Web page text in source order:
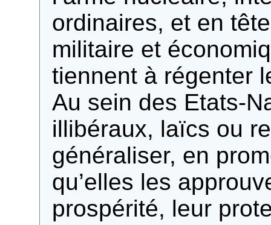
ordinaires, et en
militaire et
tiennent à régenter
Au sein des Etats-
illibéraux, laïcs ou
généraliser, en
qu’elles les
prospérité, leur